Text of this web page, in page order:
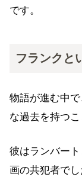
です。
フランクと
物語が進む中
な過去を持つこ
彼はランバー
画の共犯者でし